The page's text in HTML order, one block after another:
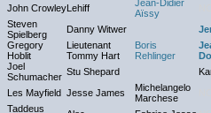
John CrowleyLehiff
Jean-Didier
Aïssy
Steven
Spielberg
Danny Witwer
Boris
Rehlinger
Gregory
Hoblit
Lieutenant
Tommy Hart
Joel
Schumacher Stu Shepard
Les Mayfield Jesse James
Michelangelo
Marchese
Taddeus